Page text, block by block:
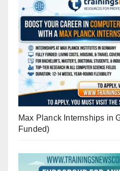
Max Planck Internships in
Funded)